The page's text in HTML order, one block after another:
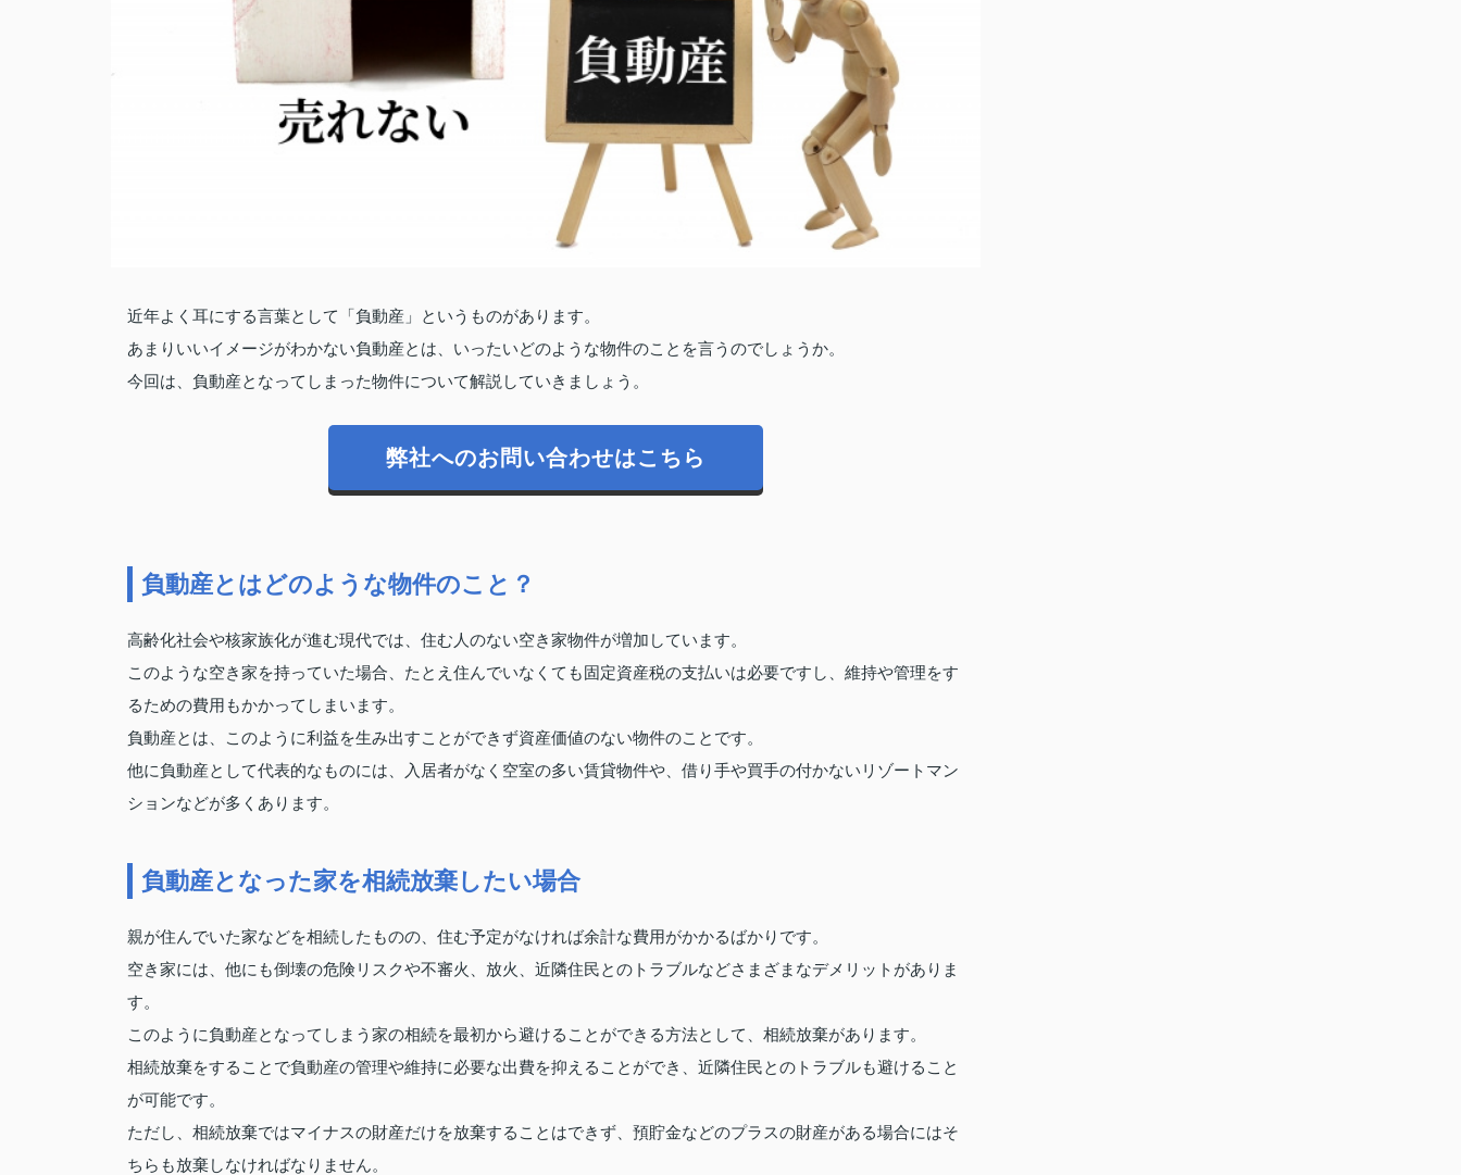
近年よく耳にする言葉として「負動産」というものがあります。
あまりいいイメージがわかない負動産とは、いったいどのような物件のことを言うのでしょうか。
今回は、負動産となってしまった物件について解説していきましょう。
弊社へのお問い合わせはこちら
負動産とはどのような物件のこと？
高齢化社会や核家族化が進む現代では、住む人のない空き家物件が増加しています。
このような空き家を持っていた場合、たとえ住んでいなくても固定資産税の支払いは必要ですし、維持や管理をす
るための費用もかかってしまいます。
負動産とは、このように利益を生み出すことができず資産価値のない物件のことです。
他に負動産として代表的なものには、入居者がなく空室の多い賃貸物件や、借り手や買手の付かないリゾートマン
ションなどが多くあります。
負動産となった家を相続放棄したい場合
親が住んでいた家などを相続したものの、住む予定がなければ余計な費用がかかるばかりです。
空き家には、他にも倒壊の危険リスクや不審火、放火、近隣住民とのトラブルなどさまざまなデメリットがありま
す。
このように負動産となってしまう家の相続を最初から避けることができる方法として、相続放棄があります。
相続放棄をすることで負動産の管理や維持に必要な出費を抑えることができ、近隣住民とのトラブルも避けること
が可能です。
ただし、相続放棄ではマイナスの財産だけを放棄することはできず、預貯金などのプラスの財産がある場合にはそ
ちらも放棄しなければなりません。